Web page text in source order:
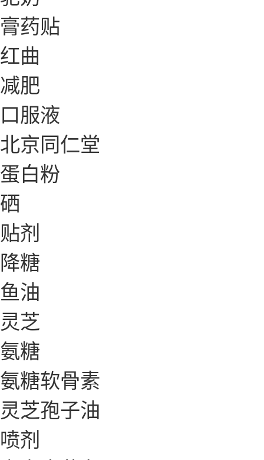
膏药贴
红曲
减肥
口服液
北京同仁堂
蛋白粉
硒
贴剂
降糖
鱼油
灵芝
氨糖
氨糖软骨素
灵芝孢子油
喷剂